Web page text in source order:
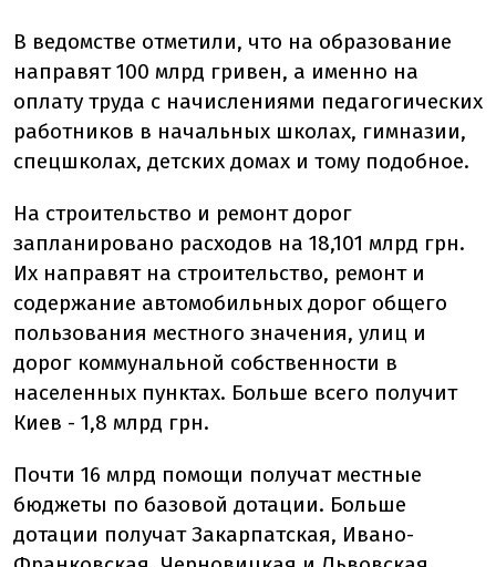
В ведомстве отметили, что на образование
направят 100 млрд гривен, а именно на
оплату труда с начислениями педагогических
работников в начальных школах, гимназии,
спецшколах, детских домах и тому подобное.
На строительство и ремонт дорог
запланировано расходов на 18,101 млрд грн.
Их направят на строительство, ремонт и
содержание автомобильных дорог общего
пользования местного значения, улиц и
дорог коммунальной собственности в
населенных пунктах. Больше всего получит
Киев - 1,8 млрд грн.
Почти 16 млрд помощи получат местные
бюджеты по базовой дотации. Больше
дотации получат Закарпатская, Ивано-